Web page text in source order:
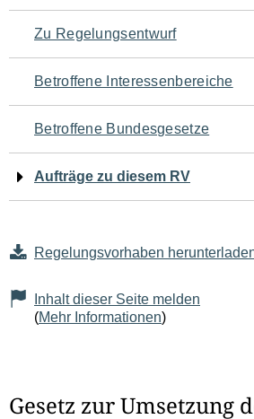
für
den
Seiteninhalt
Zu Regelungsentwurf
Betroffene Interessenbereiche
Betroffene Bundesgesetze
Aufträge zu diesem RV
Regelungsvorhaben
Inhalt dieser Seite melden
(Mehr Informationen)
Gesetz zur Umsetzung